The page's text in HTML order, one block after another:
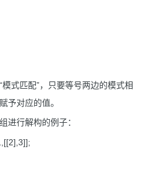
式匹配”，只要等号两边的模式相
予对应的值。
进行解构的例子：